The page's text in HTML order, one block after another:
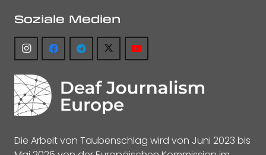
Soziale Medien
Die Arbeit von Taubenschlag wird von Juni 2023 bis